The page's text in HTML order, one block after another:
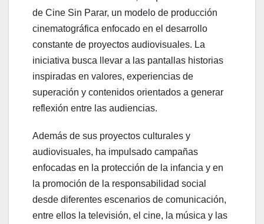
de Cine Sin Parar, un modelo de producción
cinematográfica enfocado en el desarrollo
constante de proyectos audiovisuales. La
iniciativa busca llevar a las pantallas historias
inspiradas en valores, experiencias de
superación y contenidos orientados a generar
reflexión entre las audiencias.
Además de sus proyectos culturales y
audiovisuales, ha impulsado campañas
enfocadas en la protección de la infancia y en
la promoción de la responsabilidad social
desde diferentes escenarios de comunicación,
entre ellos la televisión, el cine, la música y las